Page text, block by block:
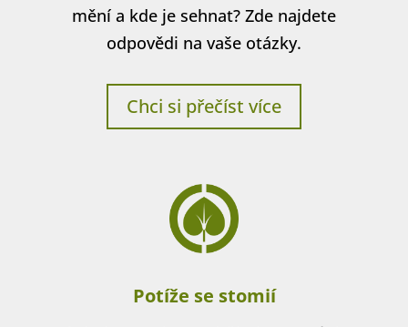
mění a kde je sehnat? Zde najdete
odpovědi na vaše otázky.
Chci si přečíst více
Potíže se stomií